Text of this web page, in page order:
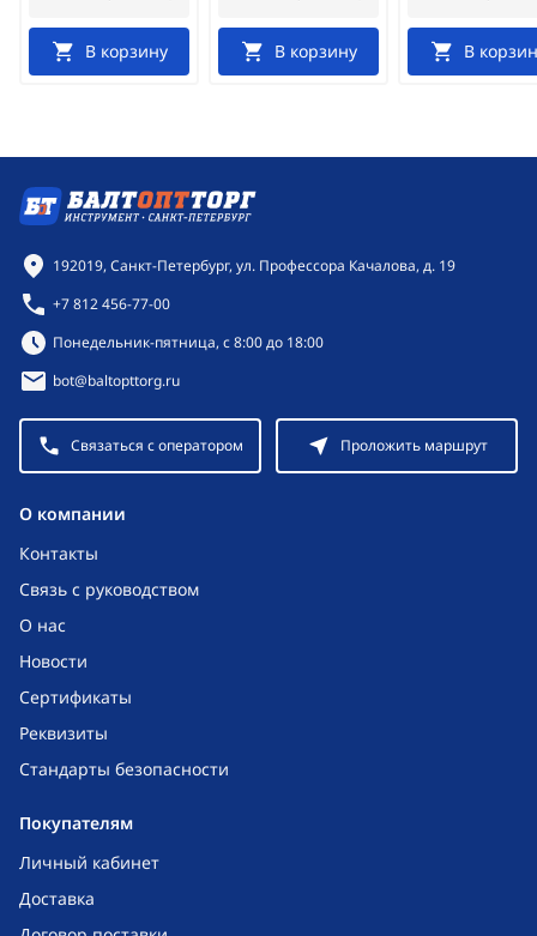
В корзину В корзину В
O компании
Контакты
Связь с руководством
О нас
Новости
Сертификаты
Реквизиты
Стандарты безопасности
Покупателям
Личный кабинет
Доставка
Контактная информация
192019, Санкт-Петербург, ул. Профессора Качалова, д. 19
+7 812 456-77-00
Режим работы:
Понедельник-пятница, с 8:00 до 18:00
bot@baltopttorg.ru
Связаться с оператором Проложить маршрут